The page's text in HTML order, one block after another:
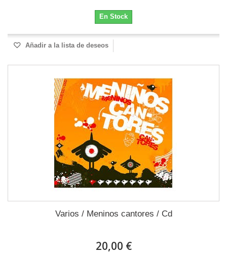
En Stock
Añadir a la lista de deseos
Varios / Meninos cantores / Cd
20,00 €